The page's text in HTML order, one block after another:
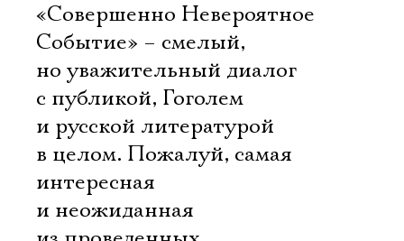
«Совершенно Невероятное
Событие» – смелый,
но уважительный диалог
с публикой, Гоголем
и русской литературой
в целом. Пожалуй, самая
интересная
и неожиданная